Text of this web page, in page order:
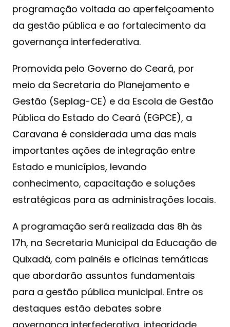
programação voltada ao aperfeiçoamento
da gestão pública e ao fortalecimento da
governança interfederativa.
Promovida pelo Governo do Ceará, por
meio da Secretaria do Planejamento e
Gestão (Seplag-CE) e da Escola de Gestão
Pública do Estado do Ceará (EGPCE), a
Caravana é considerada uma das mais
importantes ações de integração entre
Estado e municípios, levando
conhecimento, capacitação e soluções
estratégicas para as administrações locais.
A programação será realizada das 8h às
17h, na Secretaria Municipal da Educação de
Quixadá, com painéis e oficinas temáticas
que abordarão assuntos fundamentais
para a gestão pública municipal. Entre os
destaques estão debates sobre